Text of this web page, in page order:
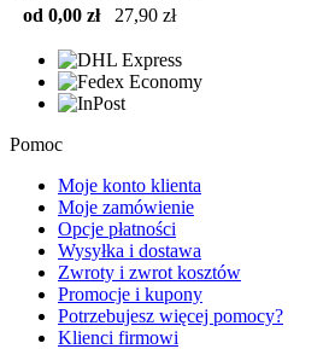
od 0,00 zł
27,90 zł
Pomoc
Moje konto klienta
Moje zamówienie
Opcje płatności
Wysyłka i dostawa
Zwroty i zwrot kosztów
Promocje i kupony
Potrzebujesz więcej pomocy?
Klienci firmowi